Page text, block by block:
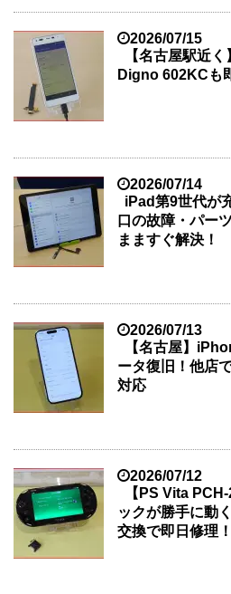
2026/07/15
【名古屋駅近
Digno 602KCも
2026/07/14
iPad第9世代が
口の故障・パー
まますぐ解決！
2026/07/13
【名古屋】
ータ復旧！他店
対応
2026/07/12
【PS Vita
ックが勝手に動
交換で即日修理！